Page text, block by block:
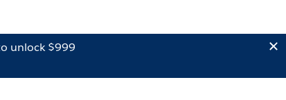
unlock $999